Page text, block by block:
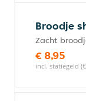
Broodje
Zacht
€ 8,95
incl. statiegeld